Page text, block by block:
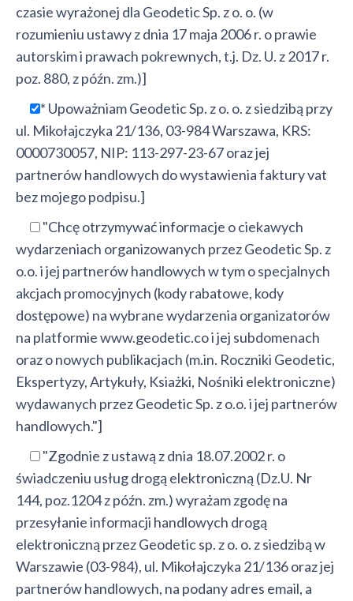
czasie wyrażonej dla Geodetic Sp. z o. o. (w
rozumieniu ustawy z dnia 17 maja 2006 r. o prawie
autorskim i prawach pokrewnych, t.j. Dz. U. z 2017 r.
poz. 880, z późn. zm.)]
* Upoważniam Geodetic Sp. z o. o. z siedzibą przy
ul. Mikołajczyka 21/136, 03-984 Warszawa, KRS:
0000730057, NIP: 113-297-23-67 oraz jej
partnerów handlowych do wystawienia faktury vat
bez mojego podpisu.]
"Chcę otrzymywać informacje o ciekawych
wydarzeniach organizowanych przez Geodetic Sp. z
o.o. i jej partnerów handlowych w tym o specjalnych
akcjach promocyjnych (kody rabatowe, kody
dostępowe) na wybrane wydarzenia organizatorów
na platformie www.geodetic.co i jej subdomenach
oraz o nowych publikacjach (m.in. Roczniki Geodetic,
Ekspertyzy, Artykuły, Ksiażki, Nośniki elektroniczne)
wydawanych przez Geodetic Sp. z o.o. i jej partnerów
handlowych."]
"Zgodnie z ustawą z dnia 18.07.2002 r. o
świadczeniu usług drogą elektroniczną (Dz.U. Nr
144, poz.1204 z późn. zm.) wyrażam zgodę na
przesyłanie informacji handlowych drogą
elektroniczną przez Geodetic sp. z o. o. z siedzibą w
Warszawie (03-984), ul. Mikołajczyka 21/136 oraz jej
partnerów handlowych, na podany adres email, a